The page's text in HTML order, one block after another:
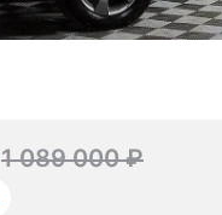
1 089 000 ₽